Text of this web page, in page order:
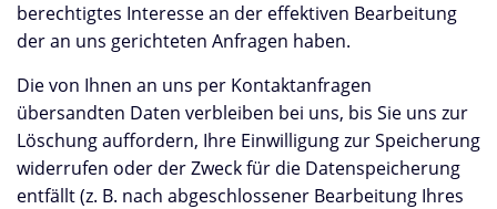
berechtigtes Interesse an der effektiven Bearbeitung
der an uns gerichteten Anfragen haben.
Die von Ihnen an uns per Kontaktanfragen
übersandten Daten verbleiben bei uns, bis Sie uns zur
Löschung auffordern, Ihre Einwilligung zur Speicherung
widerrufen oder der Zweck für die Datenspeicherung
entfällt (z. B. nach abgeschlossener Bearbeitung Ihres